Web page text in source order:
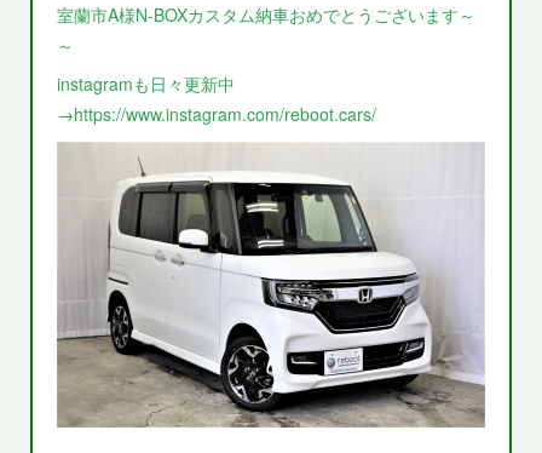
室蘭市A様N-BOXカスタム納車おめでとうございます～
～
instagramも日々更新中
→https://www.instagram.com/reboot.cars/